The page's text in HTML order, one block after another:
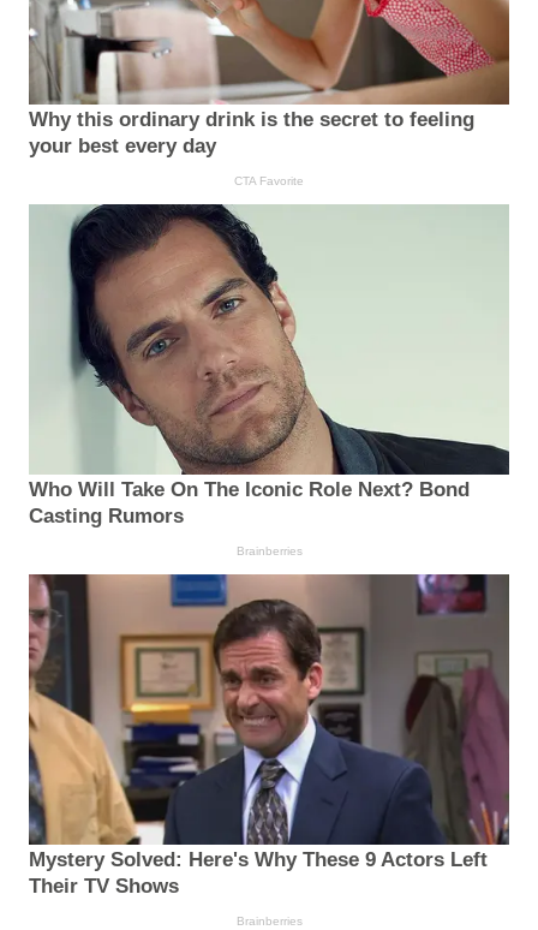
Why this ordinary drink is the secret to feeling
your best every day
CTA Favorite
Who Will Take On The Iconic Role Next? Bond
Casting Rumors
Brainberries
Mystery Solved: Here's Why These 9 Actors Left
Their TV Shows
Brainberries